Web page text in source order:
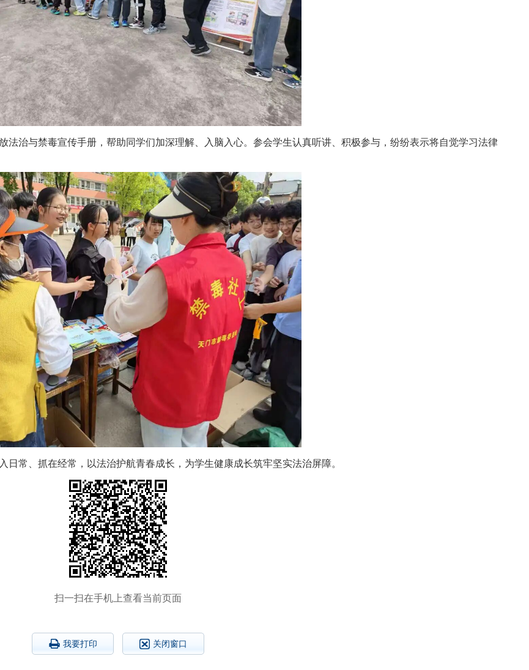
法治与禁毒宣传手册，帮助同学们加深理解、入脑入心。参会学生认真听讲、积极参与，纷纷表示将自觉学习法律
常、抓在经常，以法治护航青春成长，为学生健康成长筑牢坚实法治屏障。
扫一扫在手机上查看当前页面
我要打印 关闭窗口